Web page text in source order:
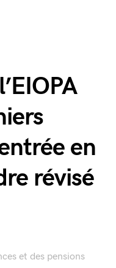
en
révisé
et des pensions